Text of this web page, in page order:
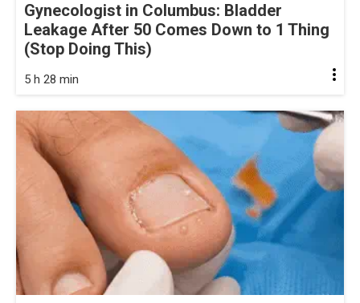
Gynecologist in Columbus: Bladder
Leakage After 50 Comes Down to 1 Thing
(Stop Doing This)
5 h 28 min